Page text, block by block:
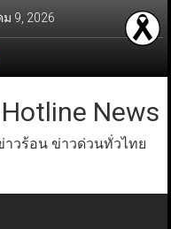
9, 2026
News
าวร้อน ข่าวด่วนทั่วไทย